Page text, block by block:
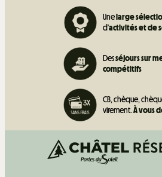
Unelarge
d'activités et de
Desséjours sur
compétitifs
CB, chèque,
virement.À vous